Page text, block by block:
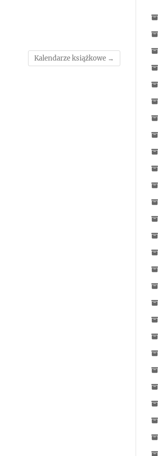
Kalendarze książkowe →